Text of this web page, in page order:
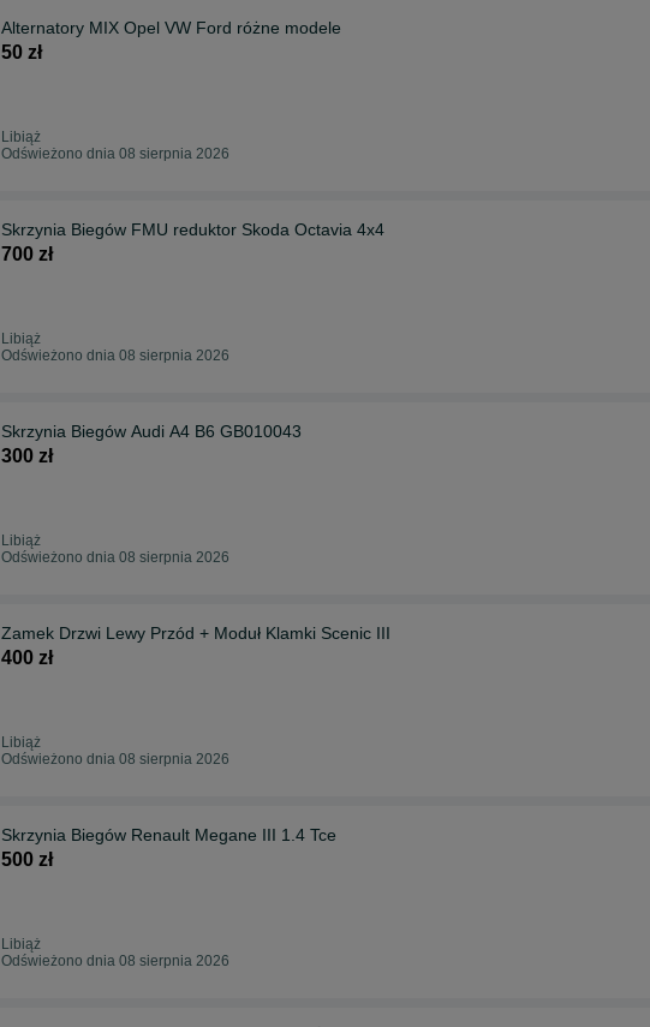
Alternatory MIX Opel VW Ford różne modele
50 zł
Libiąż
Odświeżono dnia 08 sierpnia 2026
Skrzynia Biegów FMU reduktor Skoda Octavia 4x4
700 zł
Libiąż
Odświeżono dnia 08 sierpnia 2026
Skrzynia Biegów Audi A4 B6 GB010043
300 zł
Libiąż
Odświeżono dnia 08 sierpnia 2026
Zamek Drzwi Lewy Przód + Moduł Klamki Scenic III
400 zł
Libiąż
Odświeżono dnia 08 sierpnia 2026
Skrzynia Biegów Renault Megane III 1.4 Tce
500 zł
Libiąż
Odświeżono dnia 08 sierpnia 2026